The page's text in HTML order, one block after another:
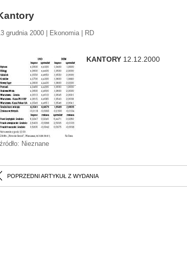
grudnia 2000 | Ekonomia | RD
źródło: Nieznane
KANTORY 12.12.2000
POPRZEDNI ARTYKUŁ Z WYDANIA